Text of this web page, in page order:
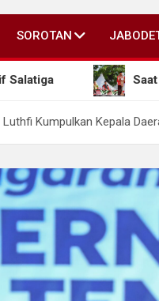
SOROTAN
Saat 11 Ribu
Kumpulkan Kepala